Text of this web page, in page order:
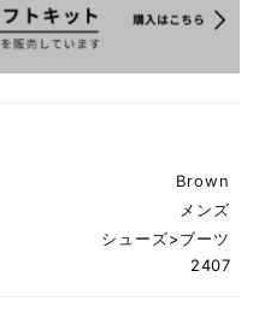
Brown
メンズ
シューズ>ブーツ
2407